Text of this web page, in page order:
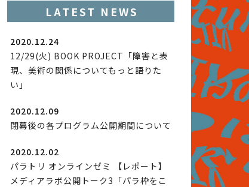
LATEST NEWS
2020.12.24
12/29(火) BOOK PROJECT「障害と表
現、美術の関係についてもっと語りた
い」
2020.12.09
閉幕後の各プログラム公開期間について
2020.12.02
パラトリ オンラインゼミ 【レポート】
メディアラボ公開トーク3「パラ枠をこ